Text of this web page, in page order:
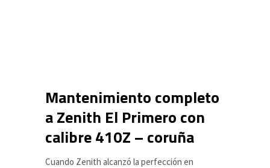
Mantenimiento completo
a Zenith El Primero con
calibre 410Z – coruña
Cuando Zenith alcanzó la perfección en